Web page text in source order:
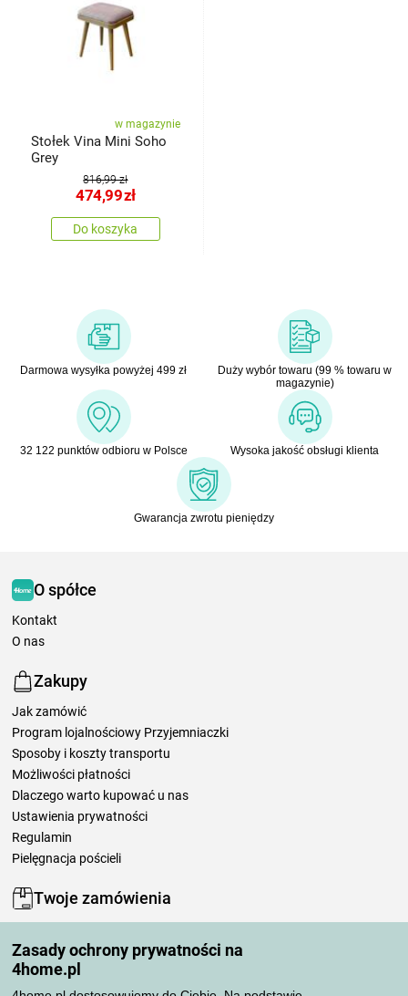
Zasady ochrony prywatności na
4home.pl
w magazynie
Stołek Vina Mini Soho
Grey
816,99 zł
474,99zł
Do koszyka
Darmowa wysyłka powyżej 499 zł
Duży wybór towaru (99 % towaru w
magazynie)
32 122 punktów odbioru w Polsce Wysoka jakość obsługi klienta
Gwarancja zwrotu pieniędzy
O spółce
Kontakt
O nas
Zakupy
Jak zamówić
Program lojalnościowy Przyjemniaczki
Sposoby i koszty transportu
Możliwości płatności
Dlaczego warto kupować u nas
Ustawienia prywatności
Regulamin
Pielęgnacja pościeli
Twoje zamówienia
Moje zamówienia
Reklamacje
Odstąpienie od umowy